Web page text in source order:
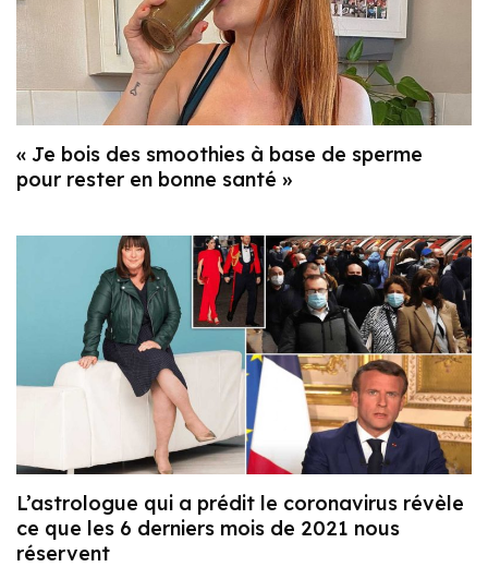
« Je bois des smoothies à base de sperme
pour rester en bonne santé »
L’astrologue qui a prédit le coronavirus révèle
ce que les 6 derniers mois de 2021 nous
réservent